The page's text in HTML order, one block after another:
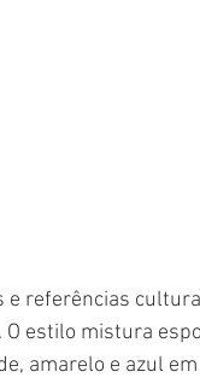
referências
estilo mistura
amarelo e azul